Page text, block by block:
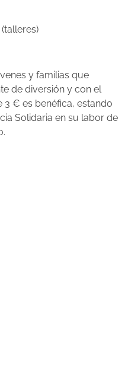
y familias que
de diversión y con el
3 € es benéfica, estando
Solidaria en su labor de